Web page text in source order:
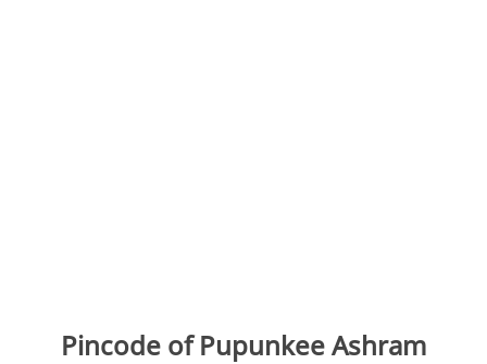
Pincode of Pupunkee Ashram